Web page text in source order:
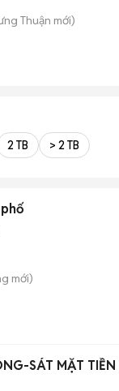
Thuận mới)
2 TB > 2 TB
mới)
SÁT MẶT